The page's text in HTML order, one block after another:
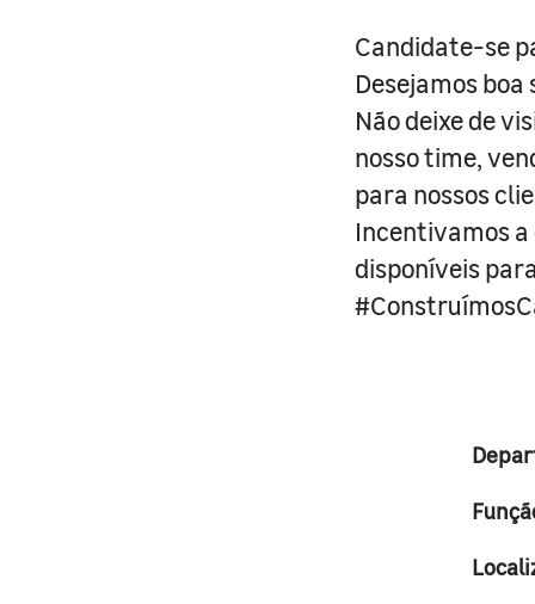
Candidate-se
Desejamos
Não deixe de
nosso time,
para nossos
Incentivamos a
disponíveis